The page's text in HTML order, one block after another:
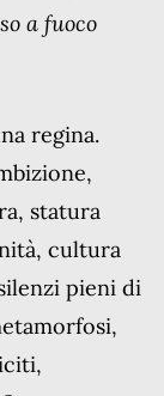
a fuoco
regina.
statura
cultura
pieni di